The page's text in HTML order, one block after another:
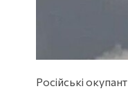
Російські